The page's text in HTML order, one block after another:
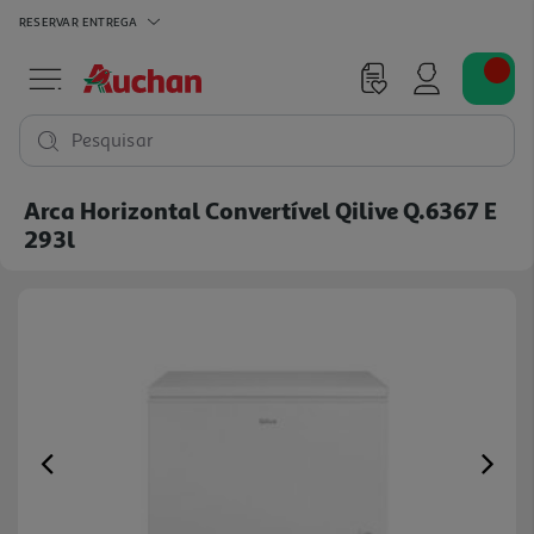
RESERVAR ENTREGA
Pesquisar
Arca Horizontal Convertível Qilive Q.6367 E
293l
Previous